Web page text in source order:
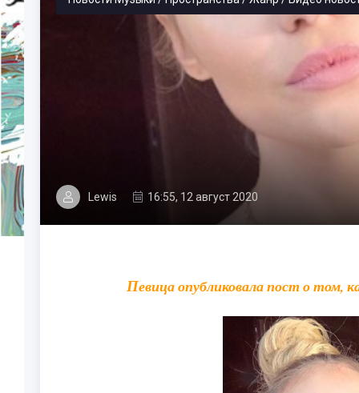
Lewis 16:55, 12 август 2020
Певица опубликовала пост о том,